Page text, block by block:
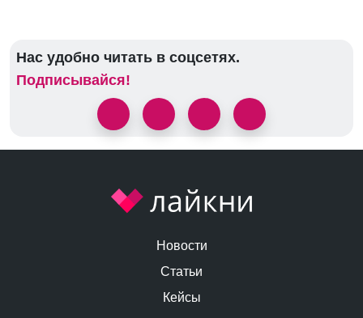
Нас удобно читать в соцсетях.
Подписывайся!
Новости
Статьи
Кейсы